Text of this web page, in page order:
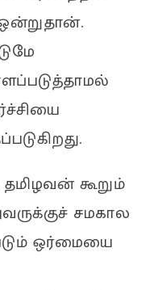
கூறும்
சமகால
ஒர்மையை